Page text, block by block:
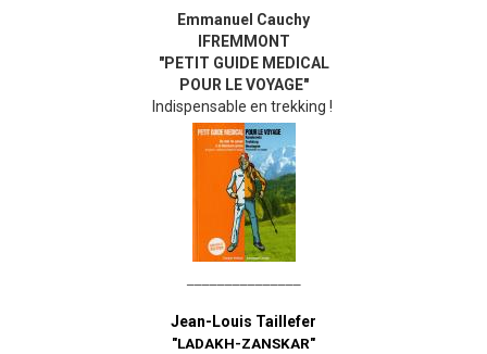
Emmanuel Cauchy
IFREMMONT
"PETIT GUIDE MEDICAL
POUR LE VOYAGE"
Indispensable en trekking !
Jean-Louis Taillefer
"LADAKH-ZANSKAR"